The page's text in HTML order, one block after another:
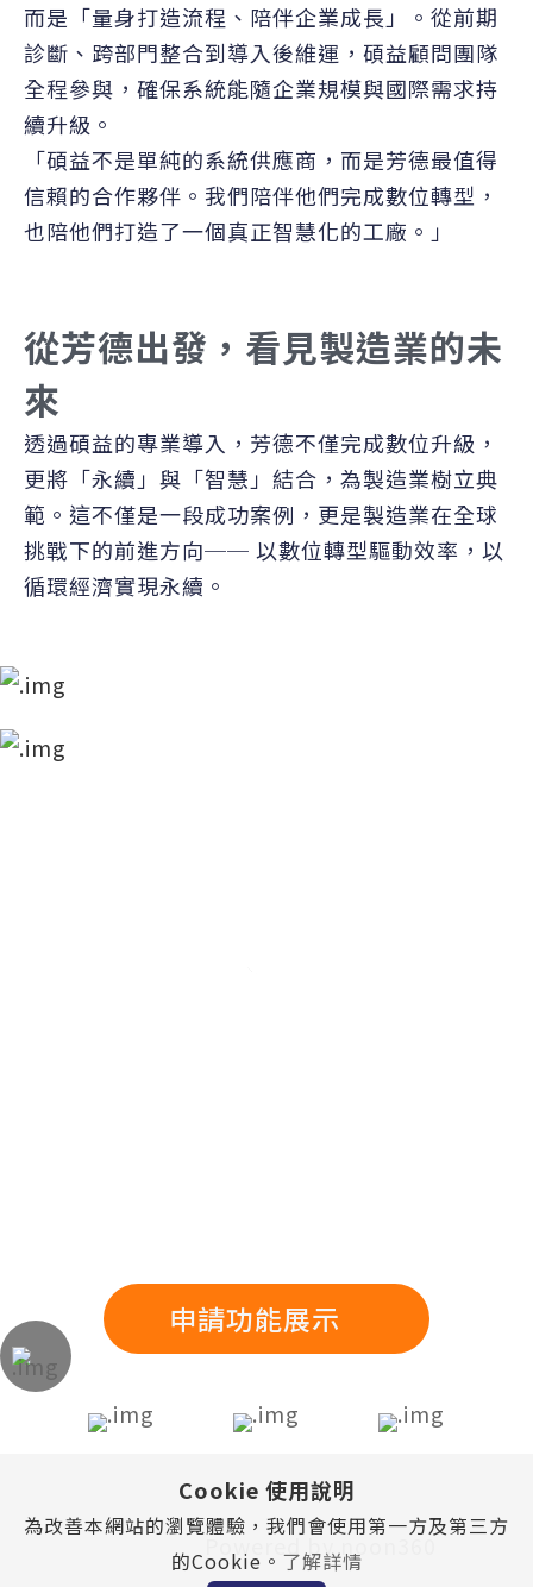
Cookie 使用說明
為改善本網站的瀏覽體驗，我們會使用第一方及第三方
的Cookie。 了解詳情
而是「量身打造流程、陪伴企業成長」。從前期
診斷、跨部門整合到導入後維運，碩益顧問團隊
全程參與，確保系統能隨企業規模與國際需求持
續升級。
「碩益不是單純的系統供應商，而是芳德最值得
信賴的合作夥伴。我們陪伴他們完成數位轉型，
也陪他們打造了一個真正智慧化的工廠。」
從芳德出發，看見製造業的未
來
透過碩益的專業導入，芳德不僅完成數位升級，
更將「永續」與「智慧」結合，為製造業樹立典
範。這不僅是一段成功案例，更是製造業在全球
挑戰下的前進方向── 以數位轉型驅動效率，以
循環經濟實現永續。
申請功能展示
Copyright © 碩益科技股份有限公司 All rights
reserved.Powered by noon360